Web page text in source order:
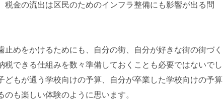
税金の流出は区民のためのインフラ整備にも影響が出る問
止めをかけるためにも、自分の街、自分が好きな街の街づく
税できる仕組みを数々準備しておくことも必要ではないでし
どもが通う学校向けの予算、自分が卒業した学校向けの予算
も楽しい体験のように思います。